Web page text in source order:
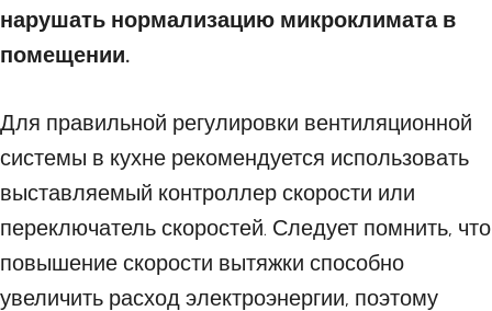
нарушать нормализацию микроклимата в
помещении.
Для правильной регулировки вентиляционной
системы в кухне рекомендуется использовать
выставляемый контроллер скорости или
переключатель скоростей. Следует помнить, что
повышение скорости вытяжки способно
увеличить расход электроэнергии, поэтому